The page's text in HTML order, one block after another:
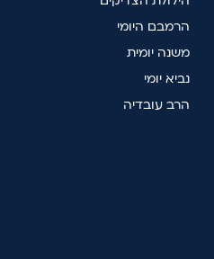
הרמבם היומי
משנה יומית
נביא יומי
הרב עובדיה